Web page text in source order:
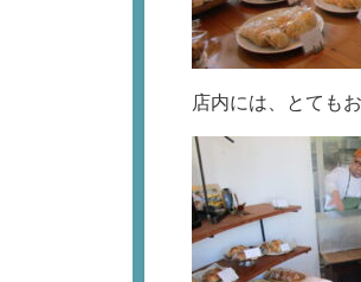
店内には、とても